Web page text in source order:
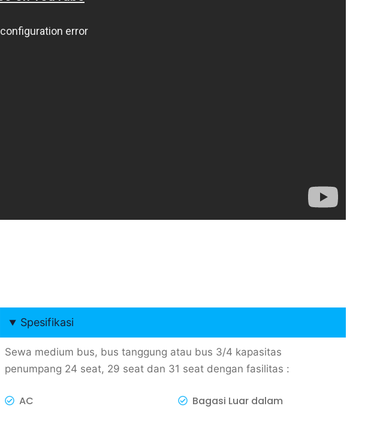
Spesifikasi
Sewa medium bus, bus tanggung atau bus 3/4 kapasitas
penumpang 24 seat, 29 seat dan 31 seat dengan fasilitas :
AC Bagasi Luar dalam